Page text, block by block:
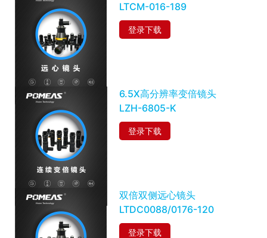
LTCM-016-189
登录下载
6.5X高分辨率变倍镜头
LZH-6805-K
登录下载
双倍双侧远心镜头
LTDC0088/0176-120
登录下载